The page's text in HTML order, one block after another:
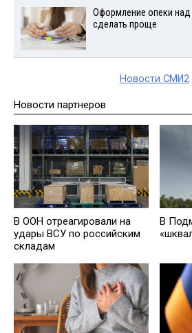
Оформление опеки над
сделать проще
Новости СМИ2
Новости партнеров
В ООН отреагировали на
удары ВСУ по российским
складам
В